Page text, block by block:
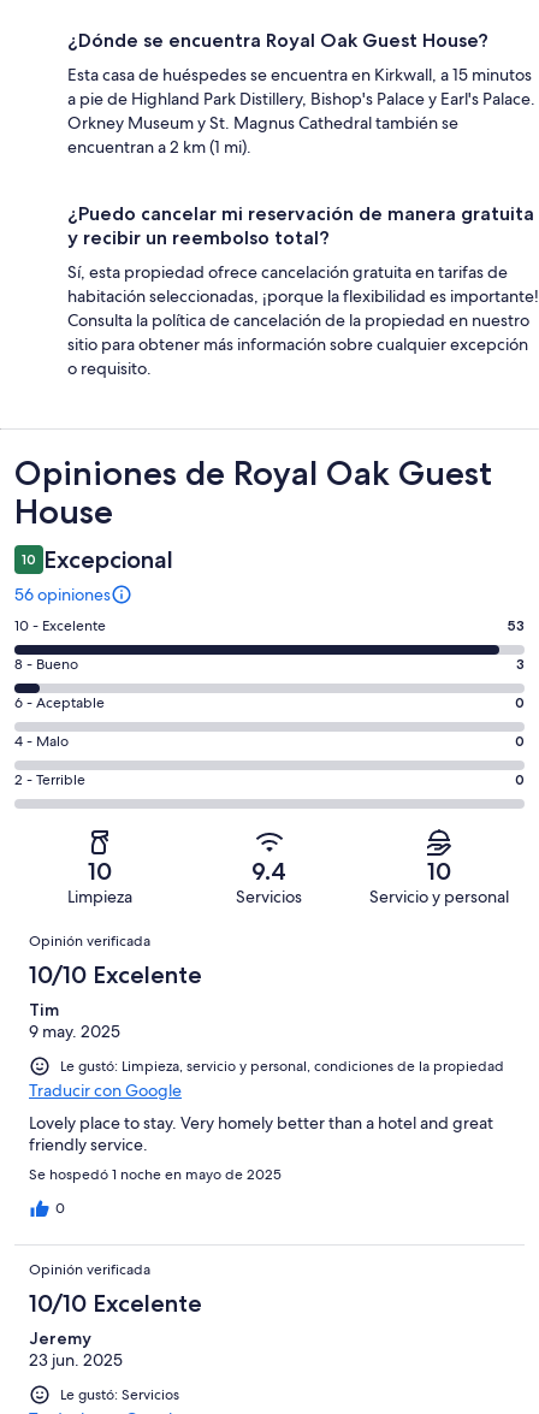
¿Dónde se encuentra Royal Oak Guest House?
Esta casa de huéspedes se encuentra en Kirkwall, a 15 minutos
a pie de Highland Park Distillery, Bishop's Palace y Earl's Palace.
Orkney Museum y St. Magnus Cathedral también se
encuentran a 2 km (1 mi).
¿Puedo cancelar mi reservación de manera gratuita
y recibir un reembolso total?
Sí, esta propiedad ofrece cancelación gratuita en tarifas de
habitación seleccionadas, ¡porque la flexibilidad es importante!
Consulta la política de cancelación de la propiedad en nuestro
sitio para obtener más información sobre cualquier excepción
o requisito.
Opiniones
Opiniones de Royal Oak Guest
House
10 Excepcional
56 opiniones
Puntuación
de
10,
es
decir,
Excelente.
Basada
en
opiniones
10 - Excelente 53
Puntuación
de
8,
es
decir,
Bueno.
Basada
opiniones
8 - Bueno 3
Puntuación
de
6,
es
decir,
Aceptable.
de
opiniones
6 - Aceptable 0
Puntuación
de
4,
Basada
de
opiniones
4 - Malo 0
Puntuación
de
Terrible.
Basada
de
56
opiniones
2 - Terrible 0
10
Limpieza
9.4
Servicios
10
Servicio y personal
Opiniones
Opinión verificada
10/10 Excelente
Tim
9 may. 2025
Le gustó: Limpieza, servicio y personal, condiciones de la propiedad
Traducir con Google
Lovely place to stay. Very homely better than a hotel and great
friendly service.
Se hospedó 1 noche en mayo de 2025
0
Opinión verificada
10/10 Excelente
Jeremy
23 jun. 2025
Le gustó: Servicios